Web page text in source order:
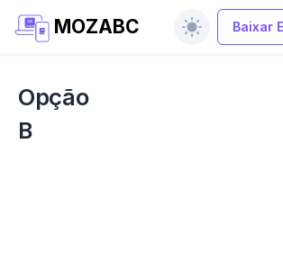
MOZABC Baixar
Opção
B